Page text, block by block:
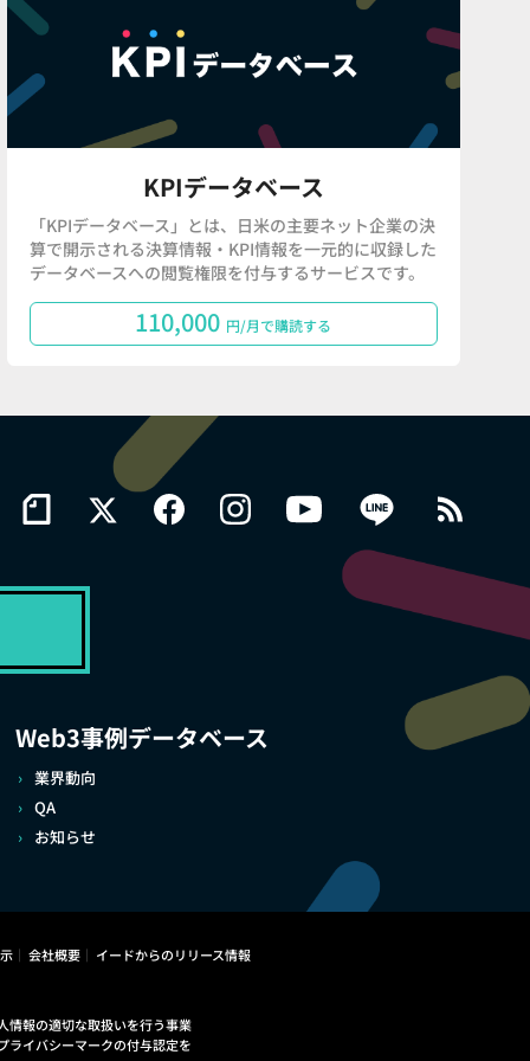
KPIデータベース
「KPIデータベース」とは、日米の主要ネット企業の決
算で開示される決算情報・KPI情報を一元的に収録した
データベースへの閲覧権限を付与するサービスです。
110,000 円/月で購読する
Web3事例データベース
業界動向
QA
お知らせ
会社概要 イードからのリリース情報
情報の適切な取扱いを行う事業
ライバシーマークの付与認定を